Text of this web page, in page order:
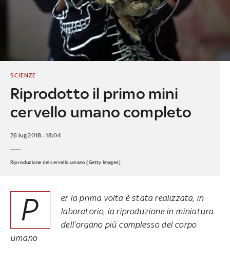
Riprodotto il primo mini
cervello umano completo
SCIENZE
26 lug 2018 - 18:04
Riproduzione del cervello umano (Getty Images)
P
er la prima volta è stata realizzata, in
laboratorio, la riproduzione in miniatura
dell’organo più complesso del corpo
umano